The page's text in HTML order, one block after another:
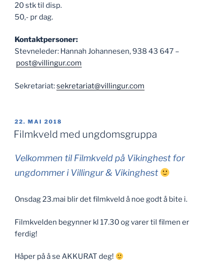
20 stk til disp.
50,- pr dag.
Kontaktpersoner:
Stevneleder: Hannah Johannesen, 938 43 647 –
post@villingur.com
Sekretariat:sekretariat@villingur.com
PUBLISERT
22. MAI 2018
Filmkveld med ungdomsgruppa
Velkommen til Filmkveld på Vikinghest for
ungdommer i Villingur & Vikinghest
Onsdag 23.mai blir det filmkveld å noe godt å bite i.
Filmkvelden begynner kl 17.30 og varer til filmen er
ferdig!
Håper på å se AKKURAT deg!